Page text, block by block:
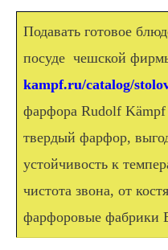
Подавать готовое
посуде чешской
kampf.ru/catalog/
фарфора Rudolf Kämpf
твердый фарфор,
устойчивость к
чистота звона, от
фарфоровые фабрики